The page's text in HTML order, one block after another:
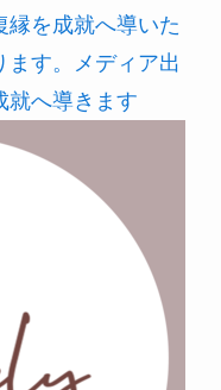
縁を成就へ導いた
ます。メディア出
就へ導きます